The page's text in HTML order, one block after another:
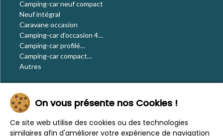
Camping-car neuf compact
Neuf intégral
Caravane occasion
Camping-car d'occasion 4
places
Camping-car profilé
occasion
Camping-car compact
occasion
Autres
Le blog
Actualités
Évènements
Nos conseils
On vous présente nos Cookies !
Ce site web utilise des cookies ou des technologies
similaires afin d'améliorer votre expérience de navigation